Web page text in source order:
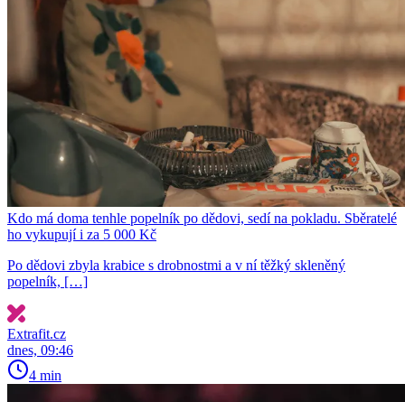
Kdo má doma tenhle popelník po dědovi, sedí na pokladu. Sběratelé
ho vykupují i za 5 000 Kč
Po dědovi zbyla krabice s drobnostmi a v ní těžký skleněný
popelník, […]
Extrafit.cz
dnes, 09:46
4 min